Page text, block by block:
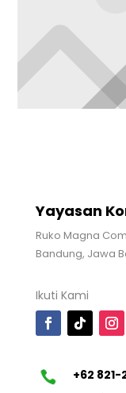
Yayasan
Ruko Magna
Bandung, Jawa
Ikuti Kami
+62